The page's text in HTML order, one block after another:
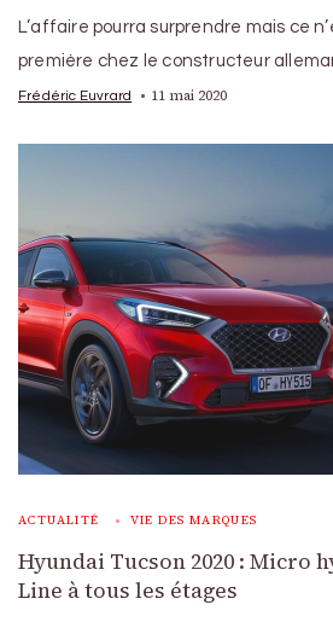
L’affaire pourra surprendre mais ce
première chez le constructeur
Frédéric Euvrard 11 mai 2020
ACTUALITÉ VIE DES MARQUES
Hyundai Tucson 2020 : Micro
Line à tous les étages